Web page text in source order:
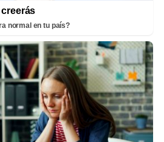
normal en tu país?